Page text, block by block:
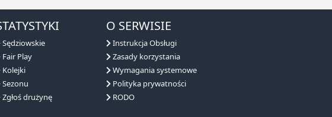
Sędziowskie
Kolejki
Sezonu
Zgłoś drużynę
Instrukcja Obsługi
Wymagania systemowe
Polityka prywatności
RODO